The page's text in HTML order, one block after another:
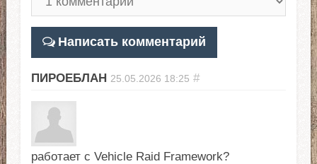
Написать комментарий
ПИРОЕБЛАН 25.05.2026 18:25 #
работает с Vehicle Raid Framework?